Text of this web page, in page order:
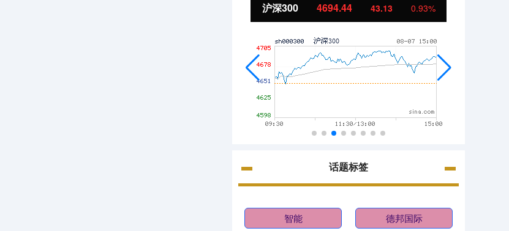
沪深300 4694.44 43.13 0.93%
话题标签
智能 德邦国际